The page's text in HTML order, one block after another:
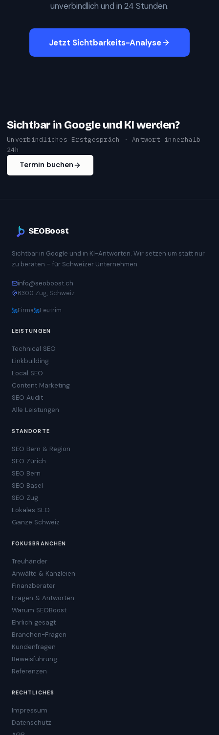
unverbindlich und in 24 Stunden.
Jetzt Sichtbarkeits-Analyse
Sichtbar in Google und KI werden?
Unverbindliches Erstgespräch · Antwort innerhalb
24h
Termin buchen
SEOBoost
Sichtbar in Google und in KI-Antworten. Wir setzen um statt nur
zu beraten – für Schweizer Unternehmen.
info@seoboost.ch
6300 Zug, Schweiz
Firma Leutrim
LEISTUNGEN
Technical SEO
Linkbuilding
Local SEO
Content Marketing
SEO Audit
Alle Leistungen
STANDORTE
SEO Bern & Region
SEO Zürich
SEO Bern
SEO Basel
SEO Zug
Lokales SEO
Ganze Schweiz
FOKUSBRANCHEN
Treuhänder
Anwälte & Kanzleien
Finanzberater
Fragen & Antworten
Warum SEOBoost
Ehrlich gesagt
Branchen-Fragen
Kundenfragen
Beweisführung
Referenzen
RECHTLICHES
Impressum
Datenschutz